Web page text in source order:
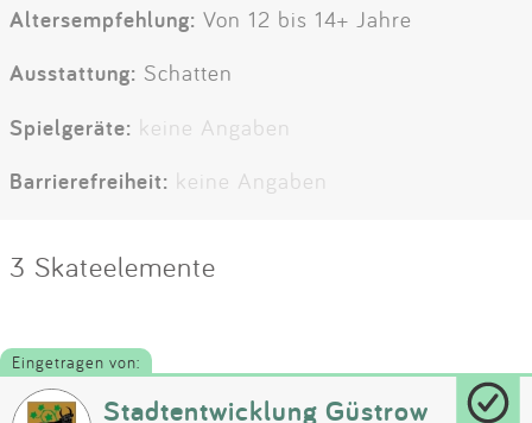
Altersempfehlung: Von 12 bis 14+ Jahre
Ausstattung: Schatten
Spielgeräte: keine Angaben
Barrierefreiheit: keine Angaben
3 Skateelemente
Eingetragen von:
Stadtentwicklung Güstrow